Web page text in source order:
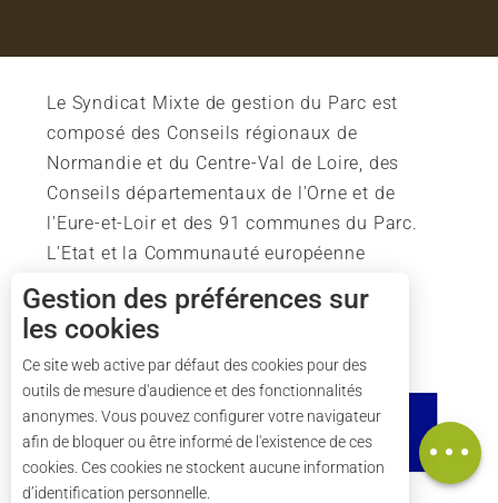
Tarifs
Carte
Le Syndicat Mixte de gestion du Parc est
composé des Conseils régionaux de
Normandie et du Centre-Val de Loire, des
Conseils départementaux de l'Orne et de
l'Eure-et-Loir et des 91 communes du Parc.
L'Etat et la Communauté européenne
soutiennent également l'action du Parc.
Gestion des préférences sur
les cookies
Ce site web active par défaut des cookies pour des
outils de mesure d'audience et des fonctionnalités
anonymes. Vous pouvez configurer votre navigateur
afin de bloquer ou être informé de l'existence de ces
cookies. Ces cookies ne stockent aucune information
d’identification personnelle.